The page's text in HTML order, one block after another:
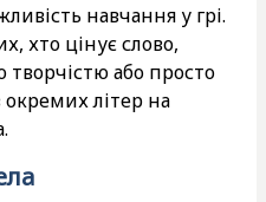
навчання у грі.
хто цінує слово,
творчістю або просто
літер на